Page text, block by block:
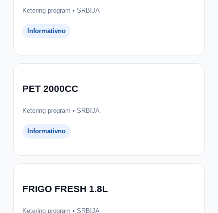
Ketering program • SRBIJA
Informativno
PET 2000CC
Ketering program • SRBIJA
Informativno
FRIGO FRESH 1.8L
Ketering program • SRBIJA